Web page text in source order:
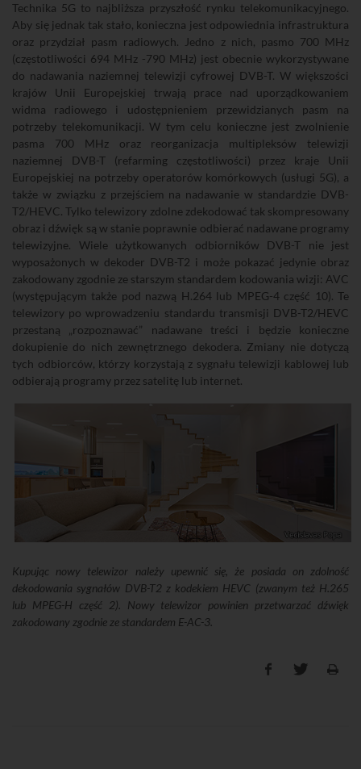
Technika 5G to najbliższa przyszłość rynku telekomunikacyjnego.
Aby się jednak tak stało, konieczna jest odpowiednia infrastruktura
oraz przydział pasm radiowych. Jedno z nich, pasmo 700 MHz
(częstotliwości 694 MHz -790 MHz) jest obecnie wykorzystywane
do nadawania naziemnej telewizji cyfrowej DVB-T. W większości
krajów Unii Europejskiej trwają prace nad uporządkowaniem
widma radiowego i udostępnieniem przewidzianych pasm na
potrzeby telekomunikacji. W tym celu konieczne jest zwolnienie
pasma 700 MHz oraz reorganizacja multipleksów telewizji
naziemnej DVB-T (refarming częstotliwości) przez kraje Unii
Europejskiej na potrzeby operatorów komórkowych (usługi 5G), a
także w związku z przejściem na nadawanie w standardzie DVB-
T2/HEVC. Tylko telewizory zdolne zdekodować tak skompresowany
obraz i dźwięk są w stanie poprawnie odbierać nadawane programy
telewizyjne. Wiele użytkowanych odbiorników DVB-T nie jest
wyposażonych w dekoder DVB-T2 i może pokazać jedynie obraz
zakodowany zgodnie ze starszym standardem kodowania wizji: AVC
(występującym także pod nazwą H.264 lub MPEG-4 część 10). Te
telewizory po wprowadzeniu standardu transmisji DVB-T2/HEVC
przestaną „rozpoznawać” nadawane treści i będzie konieczne
dokupienie do nich zewnętrznego dekodera. Zmiany nie dotyczą
tych odbiorców, którzy korzystają z sygnału telewizji kablowej lub
odbierają programy przez satelitę lub internet.
Kupując nowy telewizor należy upewnić się, że posiada on zdolność
dekodowania sygnałów DVB-T2 z kodekiem HEVC (zwanym też H.265
lub MPEG-H część 2). Nowy telewizor powinien przetwarzać dźwięk
zakodowany zgodnie ze standardem E-AC-3.